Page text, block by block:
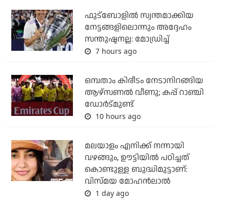
ഫുട്ബോളില്‍ സ്വന്തമാക്കിയ
നേട്ടങ്ങളിലൊന്നും അദ്ദേഹം
സന്തുഷ്ടനല്ല: മോഡ്രിച്ച്
7 hours ago
ഒമ്പതാം കിരീടം നേടാനിറങ്ങിയ
ആഴ്സണല്‍ വീണു; കപ്പ് റാഞ്ചി
ഡോര്‍ട്മുണ്ട്
10 hours ago
മലയാളം എനിക്ക് നന്നായി
വഴങ്ങും, ഊട്ടിയില്‍ പഠിച്ചത്
കൊണ്ടുള്ള ബുദ്ധിമുട്ടാണ്:
വിസ്മയ മോഹന്‍ലാല്‍
1 day ago